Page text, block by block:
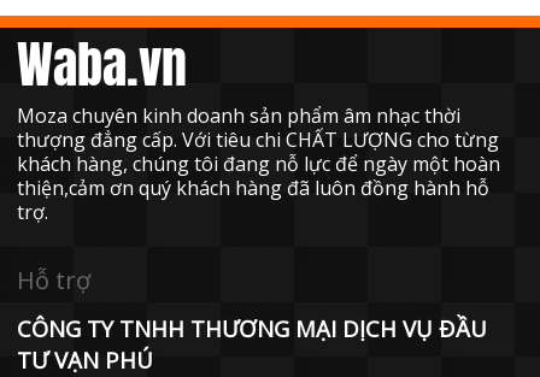
Waba.vn
Moza chuyên kinh doanh sản phẩm âm nhạc thời
thượng đẳng cấp. Với tiêu chi CHẤT LƯỢNG cho từng
khách hàng, chúng tôi đang nỗ lực để ngày một hoàn
thiện,cảm ơn quý khách hàng đã luôn đồng hành hỗ
trợ.
Hỗ trợ
CÔNG TY TNHH THƯƠNG MẠI DỊCH VỤ ĐẦU
TƯ VẠN PHÚ